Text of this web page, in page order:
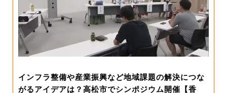
インフラ整備や産業振興など地域課題の解決につな
がるアイデアは？高松市でシンポジウム開催【香